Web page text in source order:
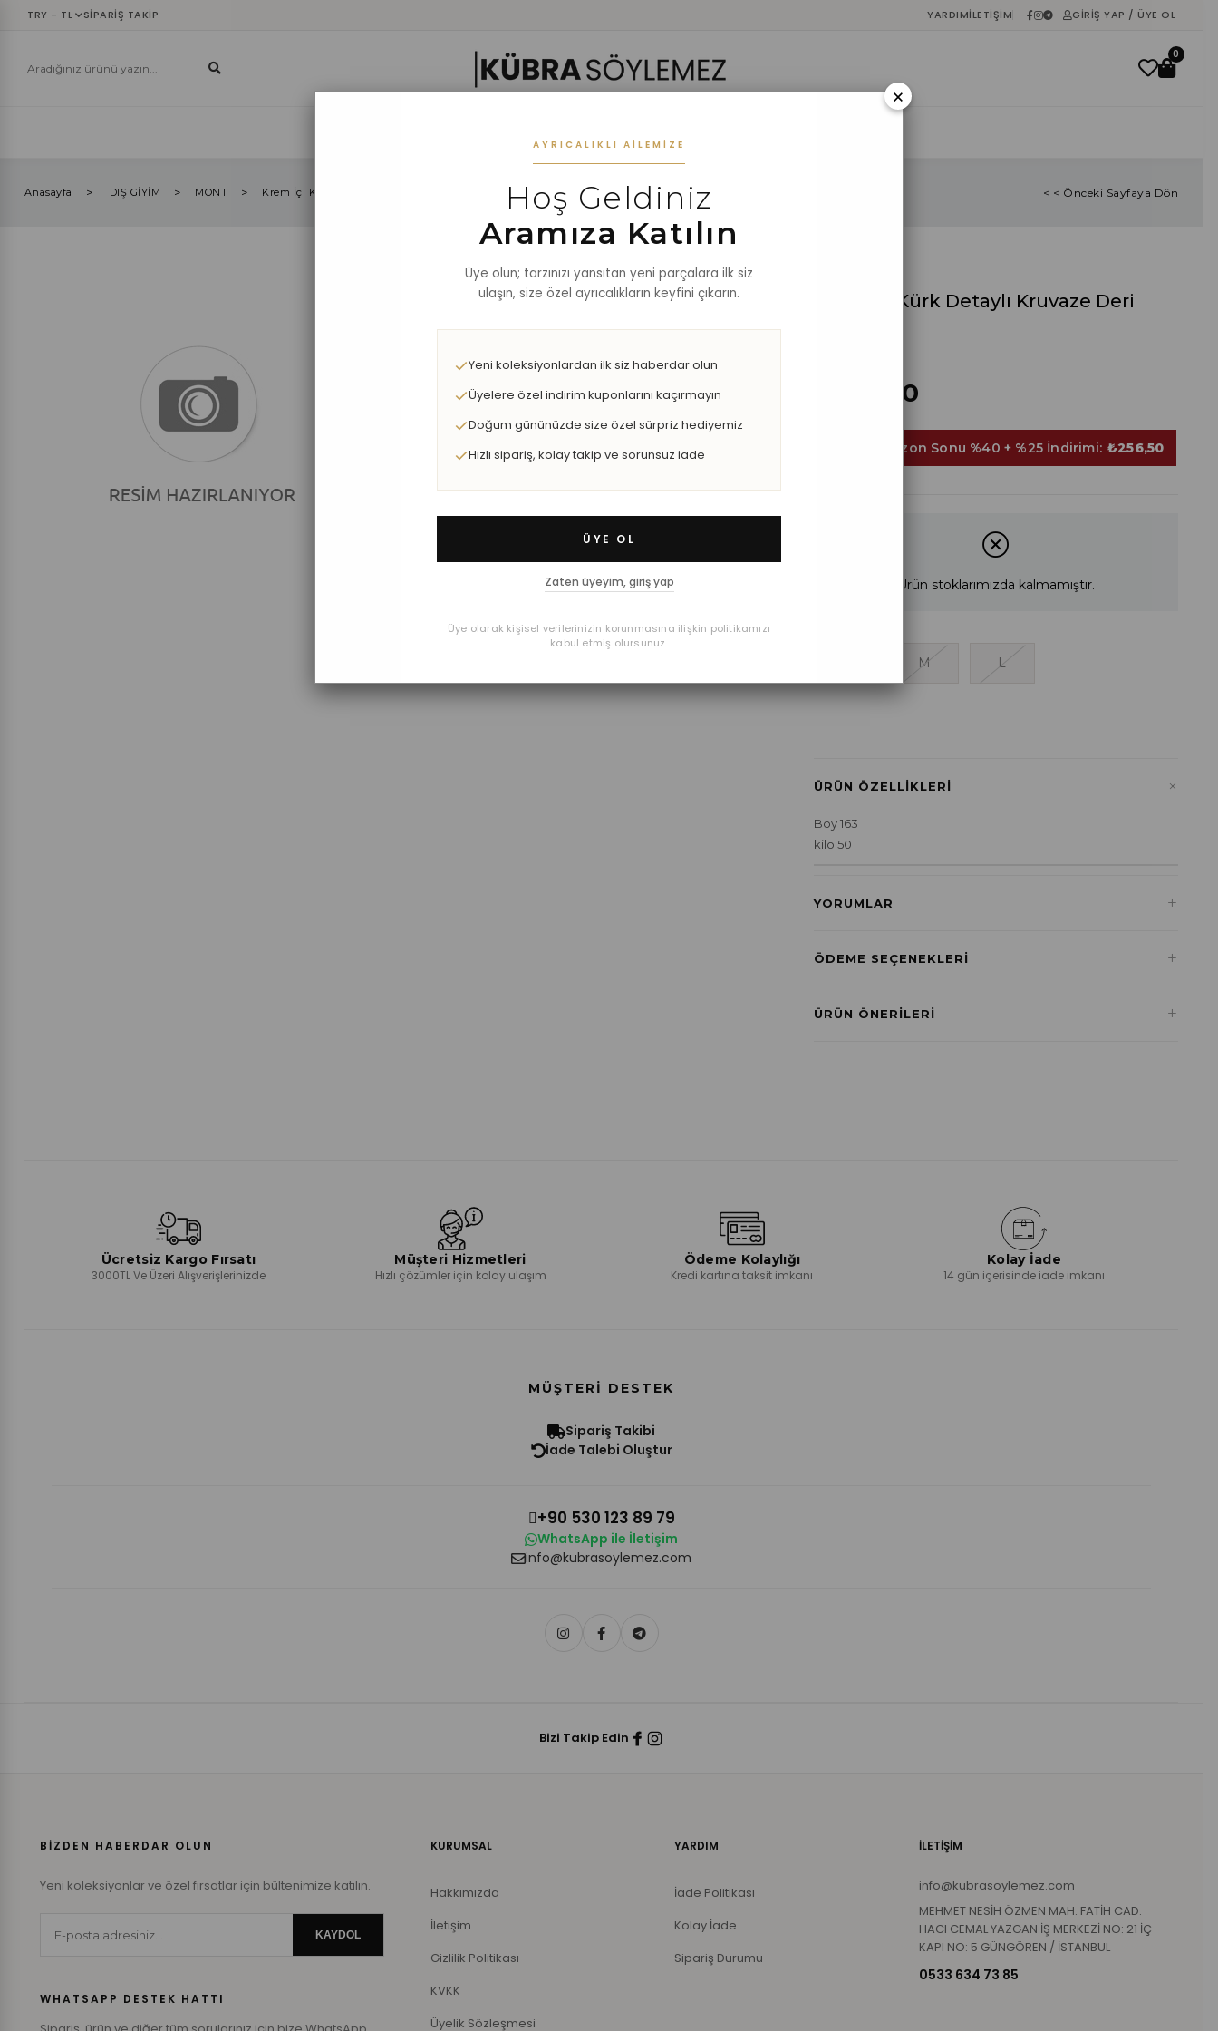
TRY - TL SIPARIŞ TAKIP YARDIMİLETIŞIM GIRIŞ YAP / ÜYE OL
0
Anasayfa DIŞ GİYİM MONT Krem İçi Kürk Detaylı Kruvaze Deri Mont < < Önceki Sayfaya Dön
Krem İçi Kürk Detaylı Kruvaze Deri
₺342,00
Sepette Sezon Sonu %40 + %25 İndirimi: ₺256,50
Ürün stoklarımızda kalmamıştır.
M L
ÜRÜN ÖZELLIKLERI +
Boy 163
kilo 50
YORUMLAR +
ÖDEME SEÇENEKLERI +
Havale ile Ödeme
ÜRÜN ÖNERILERI +
Ücretsiz Kargo Fırsatı
3000TL Ve Üzeri Alışverişlerinizde
Müşteri Hizmetleri
Hızlı çözümler için kolay ulaşım
Ödeme Kolaylığı
Kredi kartına taksit imkanı
Kolay İade
14 gün içerisinde iade imkanı
MÜŞTERI DESTEK
Sipariş Takibi
İade Talebi Oluştur
+90 530 123 89 79
WhatsApp ile İletişim
info@kubrasoylemez.com
Bizi Takip Edin
BİZDEN HABERDAR OLUN
Yeni koleksiyonlar ve özel fırsatlar için bültenimize katılın.
KAYDOL
WHATSAPP DESTEK HATTI
KURUMSAL
Hakkımızda
İletişim
Gizlilik Politikası
KVKK
Üyelik Sözleşmesi
YARDIM
İade Politikası
Kolay İade
Sipariş Durumu
İLETİŞİM
info@kubrasoylemez.com
MEHMET NESİH ÖZMEN MAH. FATİH CAD.
HACI CEMAL YAZGAN İŞ MERKEZİ NO: 21 İÇ
KAPI NO: 5 GÜNGÖREN / İSTANBUL
0533 634 73 85
×
AYRICALIKLI AILEMIZE
Hoş Geldiniz
Aramıza Katılın
Üye olun; tarzınızı yansıtan yeni parçalara ilk siz
ulaşın, size özel ayrıcalıkların keyfini çıkarın.
Yeni koleksiyonlardan ilk siz haberdar olun
Üyelere özel indirim kuponlarını kaçırmayın
Doğum gününüzde size özel sürpriz hediyemiz
Hızlı sipariş, kolay takip ve sorunsuz iade
ÜYE OL
Zaten üyeyim, giriş yap
Üye olarak kişisel verilerinizin korunmasına ilişkin politikamızı
kabul etmiş olursunuz.